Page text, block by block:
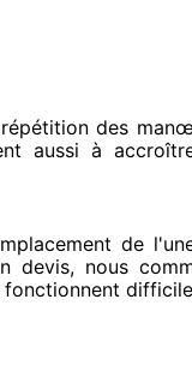
des
aussi à
de
devis, nous
fonctionnent